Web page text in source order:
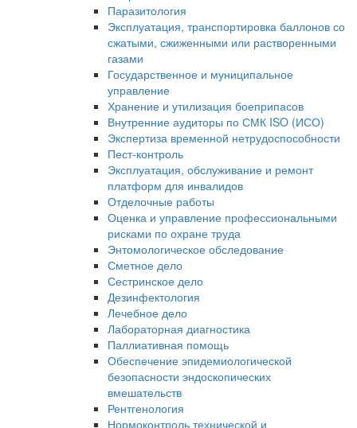
Паразитология
Эксплуатация, транспортировка баллонов со
сжатыми, сжиженными или растворенными
газами
Государственное и муниципальное
управление
Хранение и утилизация боеприпасов
Внутренние аудиторы по СМК ISO (ИСО)
Экспертиза временной нетрудоспособности
Пест-контроль
Эксплуатация, обслуживание и ремонт
платформ для инвалидов
Отделочные работы
Оценка и управление профессиональными
рисками по охране труда
Энтомологическое обследование
Сметное дело
Сестринское дело
Дезинфектология
Лечебное дело
Лабораторная диагностика
Паллиативная помощь
Обеспечение эпидемиологической
безопасности эндоскопических
вмешательств
Рентгенология
Нормоконтроль технической и